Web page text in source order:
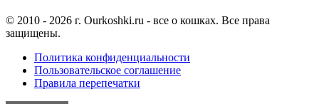
© 2010 - 2026 г. Ourkoshki.ru - все о кошках. Все права
защищены.
Политика конфиденциальности
Пользовательское соглашение
Правила перепечатки